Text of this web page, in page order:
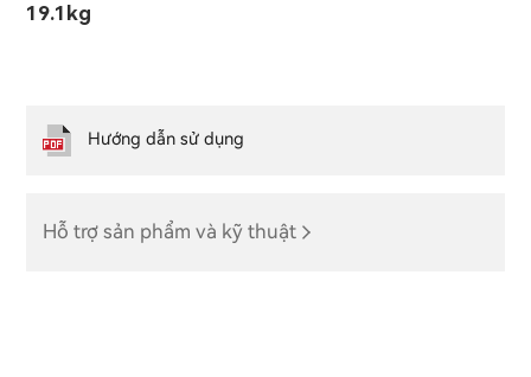
19.1kg
Hỗ trợ sản phẩm và kỹ thuật
Hướng dẫn sử dụng